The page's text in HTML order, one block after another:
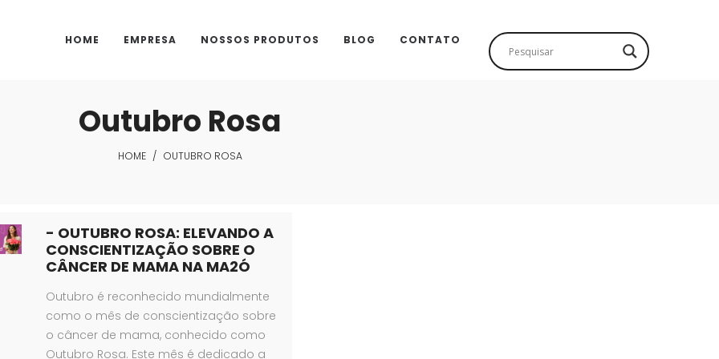
HOME EMPRESA NOSSOS PRODUTOS BLOG CONTATO
Outubro Rosa
HOME / OUTUBRO ROSA
- OUTUBRO ROSA: ELEVANDO A
CONSCIENTIZAÇÃO SOBRE O
CÂNCER DE MAMA NA MA2Ó
Outubro é reconhecido mundialmente
como o mês de conscientização sobre
o câncer de mama, conhecido como
Outubro Rosa. Este mês é dedicado a